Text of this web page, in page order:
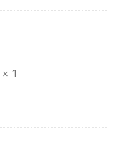
1
×